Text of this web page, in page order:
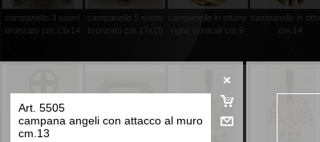
Art. 5505
campana angeli con attacco al muro
cm.13
campanello 3 suoni
bronzato cm.13x14
campanello 5 suoni
bronzato cm.17x15
campanello in ottone
righe verticali cm.9
campanello in
cm.14